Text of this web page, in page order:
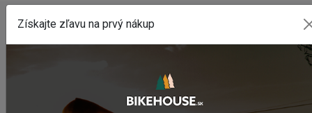
POSLEDNÉ PRIDANÉ PRODUKTY
Sedlo CHROMAG LIMBER
2 420,18 Kč
Získajte zľavu na prvý nákup